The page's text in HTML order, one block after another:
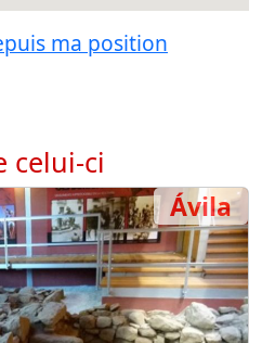
ma position
celui-ci
Ávila